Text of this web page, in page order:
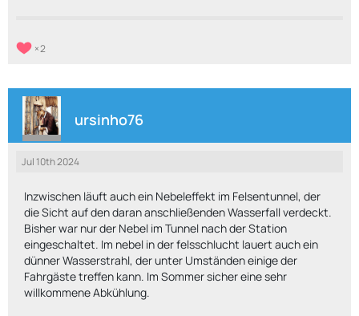
2
ursinho76
Jul 10th 2024
Inzwischen läuft auch ein Nebeleffekt im Felsentunnel, der
die Sicht auf den daran anschließenden Wasserfall verdeckt.
Bisher war nur der Nebel im Tunnel nach der Station
eingeschaltet. Im nebel in der felsschlucht lauert auch ein
dünner Wasserstrahl, der unter Umständen einige der
Fahrgäste treffen kann. Im Sommer sicher eine sehr
willkommene Abkühlung.